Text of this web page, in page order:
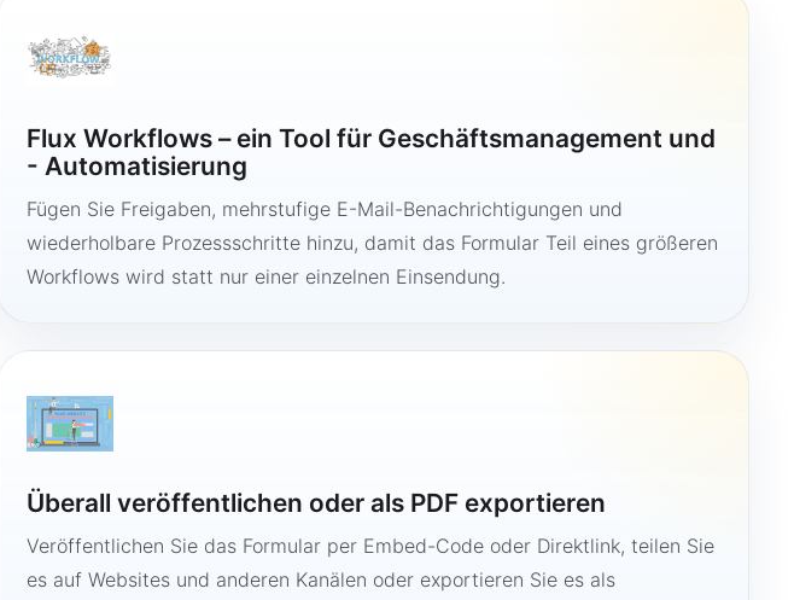
Flux Workflows – ein Tool für Geschäftsmanagement und
- Automatisierung
Fügen Sie Freigaben, mehrstufige E-Mail-Benachrichtigungen und
wiederholbare Prozessschritte hinzu, damit das Formular Teil eines größeren
Workflows wird statt nur einer einzelnen Einsendung.
Überall veröffentlichen oder als PDF exportieren
Veröffentlichen Sie das Formular per Embed-Code oder Direktlink, teilen Sie
es auf Websites und anderen Kanälen oder exportieren Sie es als